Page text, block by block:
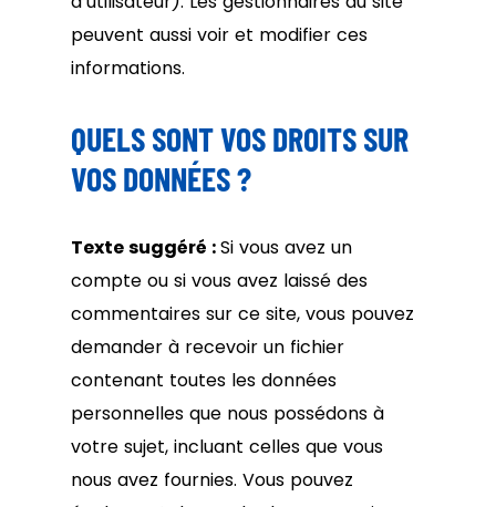
peuvent aussi voir et modifier ces
informations.
QUELS SONT VOS DROITS SUR
VOS DONNÉES ?
Texte suggéré :Si vous avez un
compte ou si vous avez laissé des
commentaires sur ce site, vous pouvez
demander à recevoir un fichier
contenant toutes les données
personnelles que nous possédons à
votre sujet, incluant celles que vous
nous avez fournies. Vous pouvez